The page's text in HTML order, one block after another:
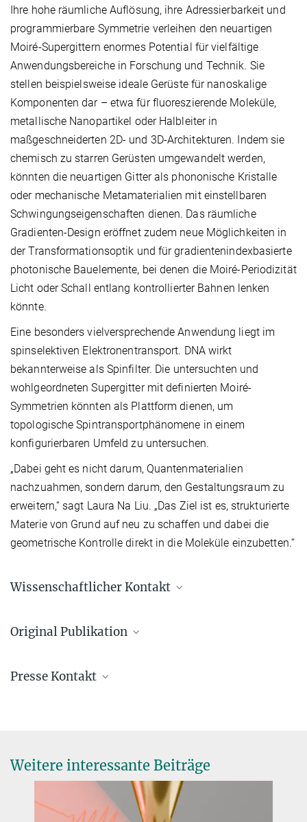
Ihre hohe räumliche Auflösung, ihre Adressierbarkeit und
programmierbare Symmetrie verleihen den neuartigen
Moiré-Supergittern enormes Potential für vielfältige
Anwendungsbereiche in Forschung und Technik. Sie
stellen beispielsweise ideale Gerüste für nanoskalige
Komponenten dar – etwa für fluoreszierende Moleküle,
metallische Nanopartikel oder Halbleiter in
maßgeschneiderten 2D- und 3D-Architekturen. Indem sie
chemisch zu starren Gerüsten umgewandelt werden,
könnten die neuartigen Gitter als phononische Kristalle
oder mechanische Metamaterialien mit einstellbaren
Schwingungseigenschaften dienen. Das räumliche
Gradienten-Design eröffnet zudem neue Möglichkeiten in
der Transformationsoptik und für gradientenindexbasierte
photonische Bauelemente, bei denen die Moiré-Periodizität
Licht oder Schall entlang kontrollierter Bahnen lenken
könnte.
Eine besonders vielversprechende Anwendung liegt im
spinselektiven Elektronentransport. DNA wirkt
bekannterweise als Spinfilter. Die untersuchten und
wohlgeordneten Supergitter mit definierten Moiré-
Symmetrien könnten als Plattform dienen, um
topologische Spintransportphänomene in einem
konfigurierbaren Umfeld zu untersuchen.
„Dabei geht es nicht darum, Quantenmaterialien
nachzuahmen, sondern darum, den Gestaltungsraum zu
erweitern,“ sagt Laura Na Liu. „Das Ziel ist es, strukturierte
Materie von Grund auf neu zu schaffen und dabei die
geometrische Kontrolle direkt in die Moleküle einzubetten.“
Wissenschaftlicher Kontakt
+49 711 685-65218
Original Publikation
Longjiang Ding, Tobias Heil, Katharina Hipp, Peter A. van Aken, Hao
Presse Kontakt
University of Stuttgart, University Communications, Stuttgart,
Germany
Weitere interessante Beiträge